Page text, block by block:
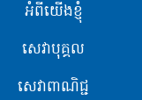
អំពីយើងខ្ញុំ
សេវាបុគ្គល
សេវាពាណិជ្ជ